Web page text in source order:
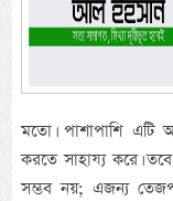
মতো। পাশাপাশি এটি
করতে সাহায্য করে।
সম্ভব নয়; এজন্য